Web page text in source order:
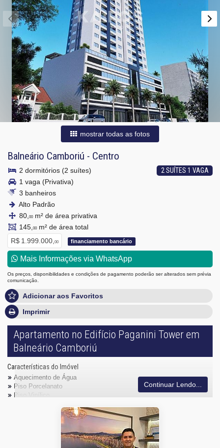
mostrar todas as fotos
Balneário Camboriú - Centro
2 SUÍTES 1 VAGA
2 dormitórios (2 suítes)
1 vaga (Privativa)
3 banheiros
Alto Padrão
80, 00m² de área privativa
145, 00m² de área total
R$ 1.999.000, 00 financiamento bancário
Mais Informações via WhatsApp
Os preços, disponibilidades e condições de pagamento poderão ser alterados sem prévia
comunicação.
Adicionar aos Favoritos
Imprimir
Apartamento no Edifício Paganini Tower em
Balneário Camboriú
Características do Imóvel
Aquecimento de Água
Piso Porcelanato
Piso Vinílico
Acabamento em Gesso
Sacada com Churrasqueira
Sala para 2 Ambientes
Continuar Lendo...